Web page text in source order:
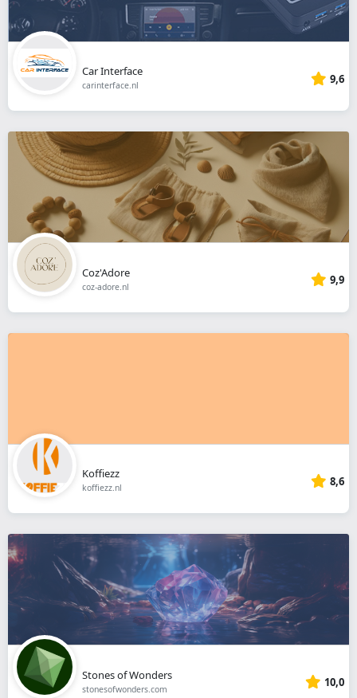
Car Interface
carinterface.nl 9,6
Coz'Adore
coz-adore.nl 9,9
Koffiezz
koffiezz.nl 8,6
Stones of Wonders
stonesofwonders.com 10,0